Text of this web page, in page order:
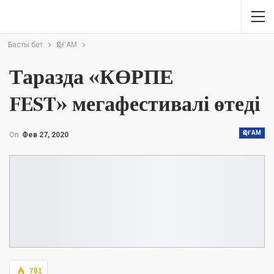
Басты бет ҚОҒАМ
Таразда «КӨРПЕ
FEST» мегафестивалі өтеді
ҚОҒАМ
On Фев 27, 2020
781